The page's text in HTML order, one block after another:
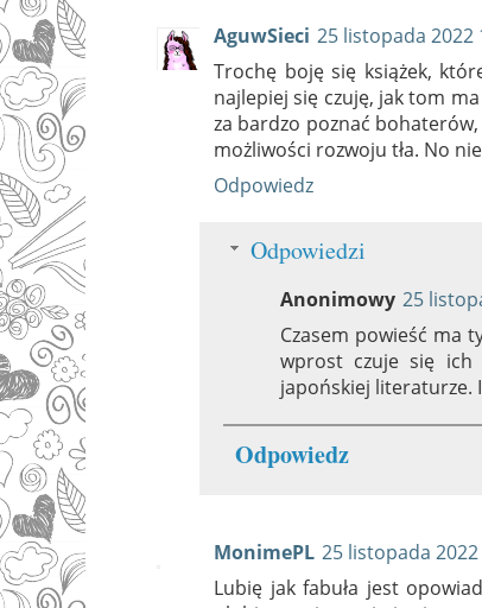
AguwSieci 25 listopada 2022
Trochę boję się książek,
najlepiej się czuję, jak tom
za bardzo poznać bohaterów,
możliwości rozwoju tła. No
Odpowiedz
Odpowiedzi
Anonimowy 25
Czasem powieść ma
wprost czuje się ich
japońskiej literaturze.
Odpowiedz
MonimePL 25 listopada 2022
Lubię jak fabuła jest